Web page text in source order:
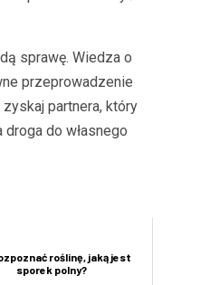
sprawę. Wiedza o
przeprowadzenie
partnera, który
do własnego
roślinę, jaką jest
sporek polny?